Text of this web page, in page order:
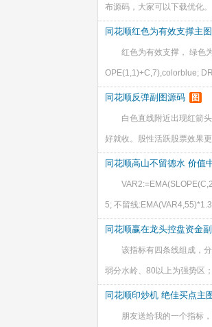
布源码，大家可以下载优化
同花顺红色为有效支撑主
红色为有效支撑， 绿色
OPE(1,1)+C,7),colorblue;
同花顺反弹副图源码 图
白色直线附近出现红箭
好就收。股性活跃股票效果
同花顺高山不留德水 价值
5; 不留线
同花顺赢在龙头控盘资金
该指标有四条线组成，
弱分水岭、80以上为强势区
同花顺印炒机 绝佳买点主
朋友送给我的一个指标